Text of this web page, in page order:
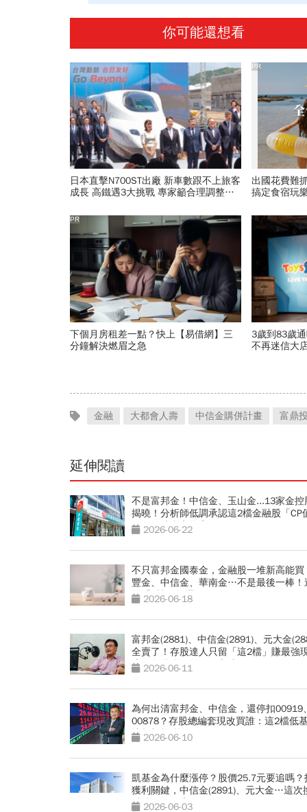
你可能還想看
日本直擊N700ST出廠 新車數跟不上旅客
成長 高鐵遇3大挑戰 專家籲合理調整票
出國花費難
搞定食宿玩
PR
下個月房租差一點？快上【易借網】三
分鐘解決燃眉之急
PR
3歲到83歲
不再迷信大
金融 大都會人壽 中信金購併計畫 富鼎
延伸閱讀
不是富邦金！中信金、玉山金...13家金控
揭曉！分析師低調承認這2檔金融股「CP
王」，殖利率最高6％
2026-06-22
不只富邦金國泰金，金融股一堆新高能買
豐金、中信金、華南金…不是最後一棒！
揭「4檔」首選
2026-06-18
富邦金(2881)、中信金(2891)、元大金
全賣了！存股達人只留「這2檔」賺最強
流...金融股10年不敗心法
2026-06-11
為何出清富邦金、中信金，還停扣00919
00878？存股總編套現改買誰：這2檔低
擁超額報酬
2026-06-10
凱基金為什麼漲停？股價25.7元要追嗎？
獲利關鍵，中信金(2891)、元大金…這次
融股漲停，底氣在哪？
2026-06-03